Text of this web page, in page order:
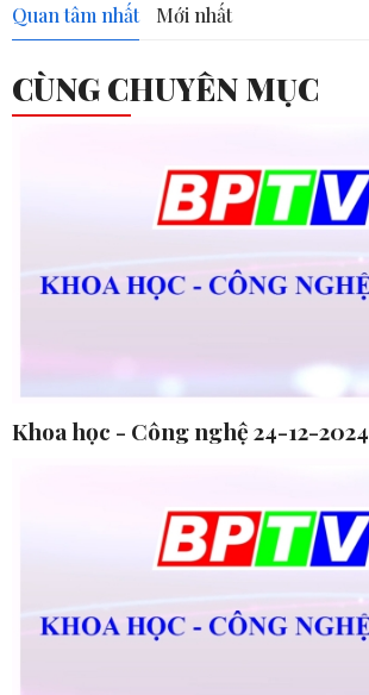
Quan tâm nhất Mới nhất
CÙNG CHUYÊN MỤC
Khoa học - Công nghệ 24-12-2024